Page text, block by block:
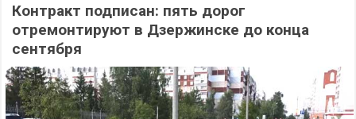
Контракт подписан: пять дорог
отремонтируют в Дзержинске до конца
сентября